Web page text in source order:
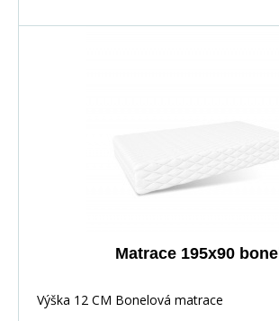
Matrace 195x90 bonell
Výška 12 CM Bonelová matrace